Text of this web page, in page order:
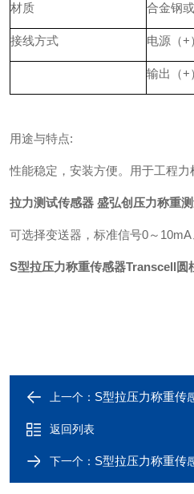
材质 合金钢
接线方式 电源（+
输出（+
用途与特点:
性能稳定，安装方便。用于工程力
拉力测试传感器 盛弘创压力称重
可选择变送器，标准信号0～
S型拉压力称重传感器Transcell圆
上一个： S型拉压力称重传
返回列表
下一个： S型拉压力称重传